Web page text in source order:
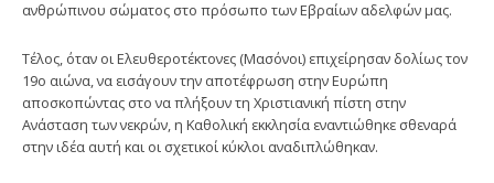
ανθρώπινου σώματος στο πρόσωπο των Εβραίων αδελφών μας.
Τέλος, όταν οι Ελευθεροτέκτονες (Μασόνοι) επιχείρησαν δολίως τον
19ο αιώνα, να εισάγουν την αποτέφρωση στην Ευρώπη
αποσκοπώντας στο να πλήξουν τη Χριστιανική πίστη στην
Ανάσταση των νεκρών, η Καθολική εκκλησία εναντιώθηκε σθεναρά
στην ιδέα αυτή και οι σχετικοί κύκλοι αναδιπλώθηκαν.